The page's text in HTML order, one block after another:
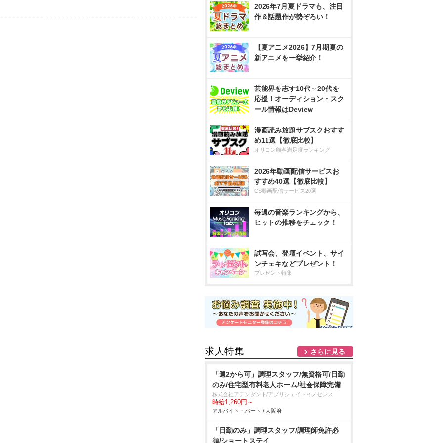
2026年7月夏ドラマも、注目
作＆話題作が勢ぞろい！
【夏アニメ2026】7月期夏の
新アニメを一挙紹介！
芸能界を志す10代～20代を
応援！オーディション・スク
ール情報はDeview
漫画読み放題サブスクおすす
め11選【徹底比較】
オリコン顧客満足度ランキング
2026年動画配信サービスお
すすめ40選【徹底比較】
CS動画配信サービス20選
毎週の音楽ランキングから、
ヒットの推移をチェック！
試写会、登壇イベント、サイ
ンチェキなどプレゼント！
プレゼント特集
求人特集 さらに見る
「週2から可」調理スタッフ/無資格可/日勤
のみ/住宅型有料老人ホーム/社会保障完備
株式会社アテンダント/アプリシェイトイノセンス
時給1,260円～
アルバイト・パート / 大阪府
「日勤のみ」調理スタッフ/調理師免許必
須/ショートステイ